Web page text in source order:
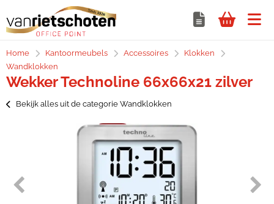
Home Kantoormeubels Accessoires
Klokken
Wandklokken
Wekker Technoline 66x66x21 zilver
Bekijk alles uit de categorie Wandklokken